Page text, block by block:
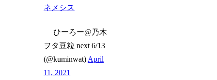
ネメシス
— ひーろー@乃木
ヲタ豆粒 next 6/13
(@kuminwat) April
11, 2021